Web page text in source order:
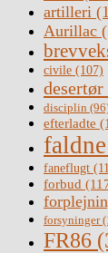
artilleri
Aurillac
civile (107)
desertør
disciplin
efterladte
faldne
faneflugt
forbud
forsyninger
FR86